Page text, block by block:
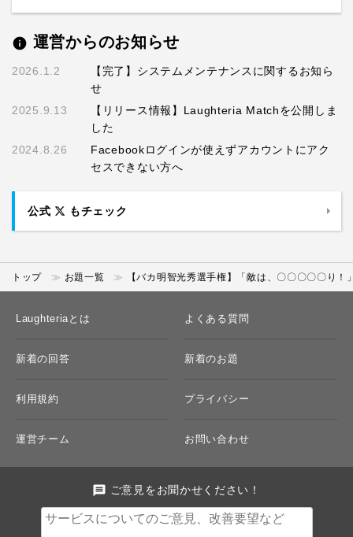
info 運営からのお知らせ
2026.1.2
【完了】システムメンテナンスに関するお知ら
せ
2025.9.13
【リリース情報】Laughteria Matchを公開しま
した
2024.8.26
Facebookログインが使えずアカウントにアク
セスできない方へ
公式 もチェック
トップ お題一覧 【バカ明智光秀選手権】「敵は、〇〇〇〇〇り！
Laughteriaとは よくある質問
新着の回答 新着のお題
利用規約 プライバシー
運営チーム お問い合わせ
message ご意見をお聞かせください！